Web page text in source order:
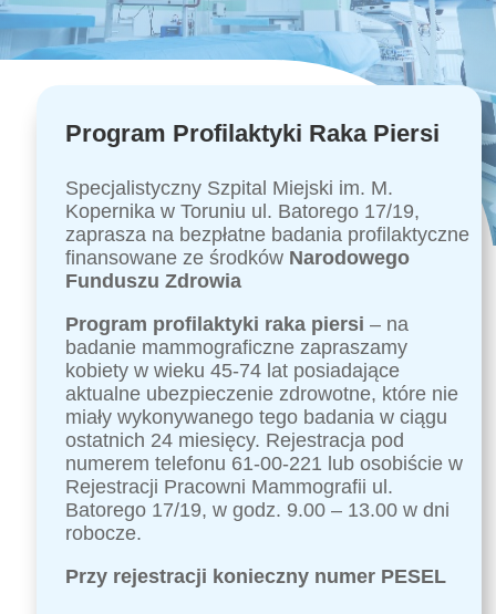
Program Profilaktyki Raka Piersi
Specjalistyczny Szpital Miejski im. M.
Kopernika w Toruniu ul. Batorego 17/19,
zaprasza na bezpłatne badania profilaktyczne
finansowane ze środków Narodowego
Funduszu Zdrowia
Program profilaktyki raka piersi – na
badanie mammograficzne zapraszamy
kobiety w wieku 45-74 lat posiadające
aktualne ubezpieczenie zdrowotne, które nie
miały wykonywanego tego badania w ciągu
ostatnich 24 miesięcy. Rejestracja pod
numerem telefonu 61-00-221 lub osobiście w
Rejestracji Pracowni Mammografii ul.
Batorego 17/19, w godz. 9.00 – 13.00 w dni
robocze.
Przy rejestracji konieczny numer PESEL